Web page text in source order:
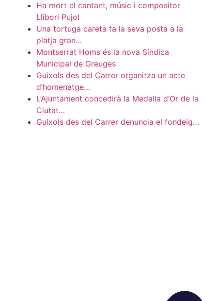
Ha mort el cantant, músic i compositor
Llibori Pujol
Una tortuga careta fa la seva posta a la
platja gran…
Montserrat Homs és la nova Síndica
Municipal de Greuges
Guíxols des del Carrer organitza un acte
d’homenatge…
L’Ajuntament concedirà la Medalla d’Or de la
Ciutat…
Guíxols des del Carrer denuncia el fondeig…